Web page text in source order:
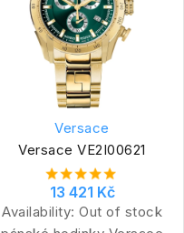
Versace
Versace VE2I00621
13 421 Kč
Availability: Out of stock